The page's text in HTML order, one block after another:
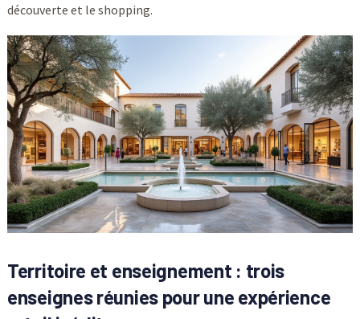
découverte et le shopping.
Territoire et enseignement : trois
enseignes réunies pour une expérience